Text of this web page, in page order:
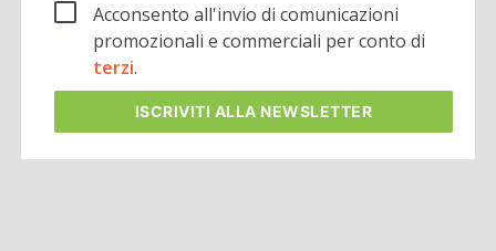
Acconsento all'invio di comunicazioni
promozionali e commerciali per conto di
terzi.
ISCRIVITI ALLA NEWSLETTER